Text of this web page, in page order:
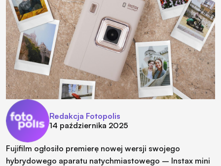
Redakcja Fotopolis
14 października 2025
Fujifilm ogłosiło premierę nowej wersji swojego
hybrydowego aparatu natychmiastowego – Instax mini